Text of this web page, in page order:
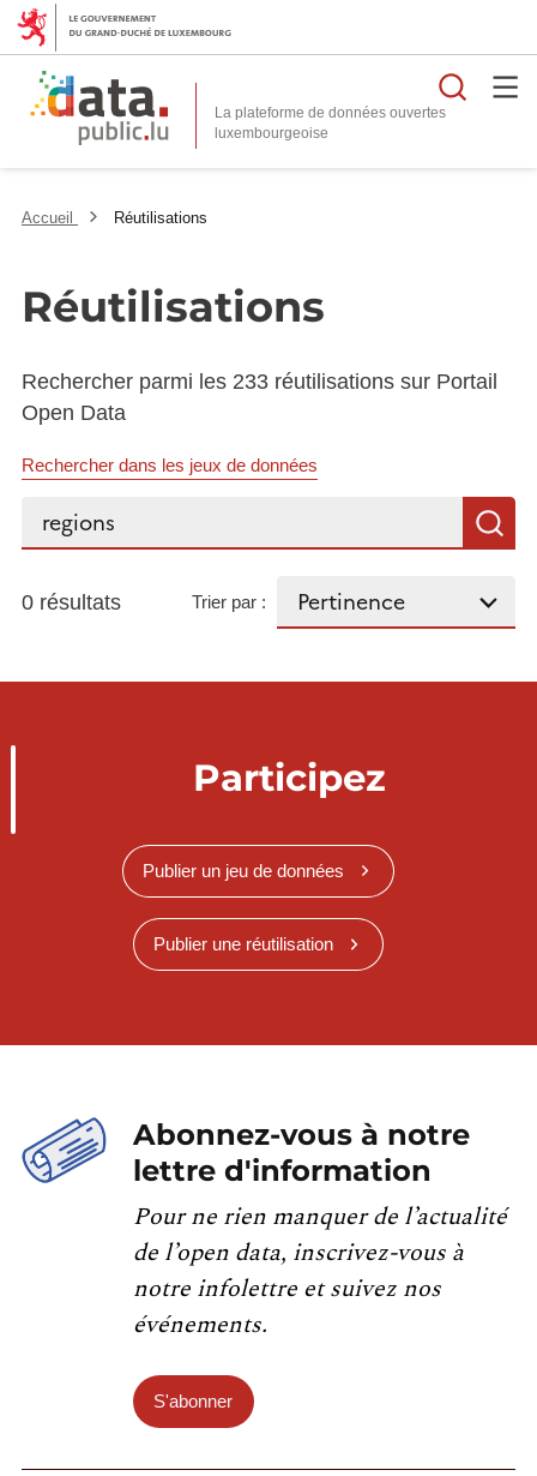
La plateforme de données ouvertes
Accueil Réutilisations
Réutilisations
Rechercher parmi les 233 réutilisations sur Portail
Open Data
Rechercher dans les jeux de données
Rechercher...
0 résultats Trier par :
Participez
Publier un jeu de données
Publier une réutilisation
Abonnez-vous à notre
lettre d'information
Pour ne rien manquer de l’actualité
de l’open data, inscrivez-vous à
notre infolettre et suivez nos
événements.
S'abonner